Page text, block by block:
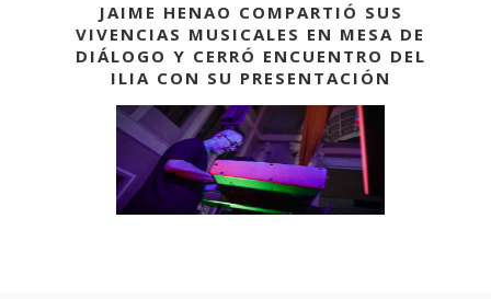
JAIME HENAO COMPARTIÓ SUS
VIVENCIAS MUSICALES EN MESA DE
DIÁLOGO Y CERRÓ ENCUENTRO DEL
ILIA CON SU PRESENTACIÓN